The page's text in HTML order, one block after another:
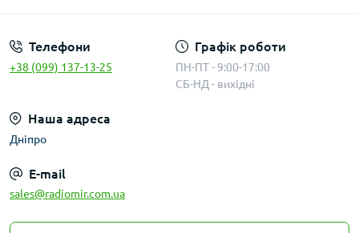
Телефони
+38 (099) 137-13-25
Графік роботи
ПН-ПТ - 9:00-17:00
СБ-НД - вихідні
Наша адреса
Дніпро
E-mail
sales@radiomir.com.ua